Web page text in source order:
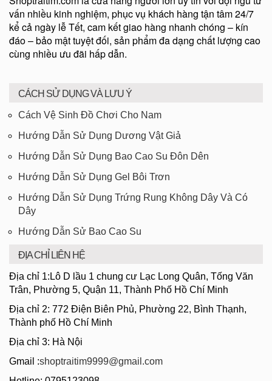
vấn nhiều kinh nghiệm, phục vụ khách hàng tận tâm 24/7
kể cả ngày lễ Tết, cam kết giao hàng nhanh chóng – kín
đáo – bảo mật tuyệt đối, sản phẩm đa dạng chất lượng cao
cùng nhiều ưu đãi hấp dẫn.
CÁCH SỬ DỤNG VÀ LƯU Ý
Cách Vệ Sinh Đồ Chơi Cho Nam
Hướng Dẫn Sử Dụng Dương Vật Giả
Hướng Dẫn Sử Dụng Bao Cao Su Đôn Dên
Hướng Dẫn Sử Dụng Gel Bôi Trơn
Hướng Dẫn Sử Dụng Trứng Rung Không Dây Và Có
Dây
Hướng Dẫn Sử Bao Cao Su
ĐỊA CHỈ LIÊN HỆ
Địa chỉ 1:Lô D lầu 1 chung cư Lạc Long Quân, Tống Văn
Trân, Phường 5, Quận 11, Thành Phố Hồ Chí Minh
Địa chỉ 2: 772 Điện Biên Phủ, Phường 22, Bình Thạnh,
Thành phố Hồ Chí Minh
Địa chỉ 3: Hà Nội
Gmail :shoptraitim9999@gmail.com